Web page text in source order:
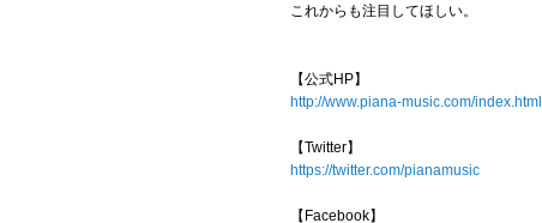
これからも注目してほしい。
【公式HP】
http://www.piana-music.com/index.html
【Twitter】
https://twitter.com/pianamusic
【Facebook】